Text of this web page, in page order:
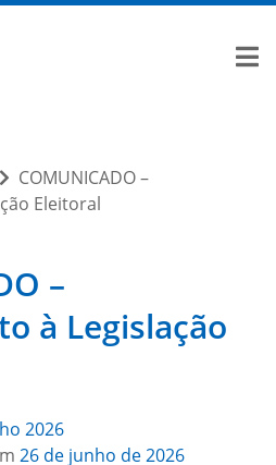
COMUNICADO –
Eleitoral
–
à Legislação
2026
26 de junho de 2026